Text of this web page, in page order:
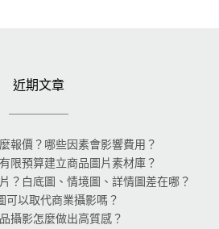
近期文章
報價？哪些因素會影響費用？
限預算建立商品圖片素材庫？
？白底圖、情境圖、詳情圖差在哪？
可以取代商業攝影嗎？
攝影怎麼做出高質感？